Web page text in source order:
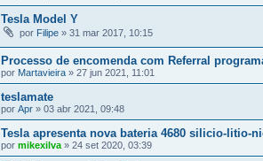
Tesla Model Y
por Filipe » 31 mar 2017, 10:15
Processo de encomenda com Referral
por Martavieira » 27 jun 2021, 11:01
teslamate
por Apr » 03 abr 2021, 09:48
Tesla apresenta nova bateria 4680 silicio-litio-
por mikexilva » 24 set 2020, 03:39